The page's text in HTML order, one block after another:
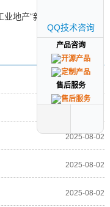
地产“新宠”
2025-08-02
2025-08-02
2025-08-02
2025-08-02
QQ技术咨询
产品咨询
售后服务
QQ技术咨询
产品咨询
售后服务